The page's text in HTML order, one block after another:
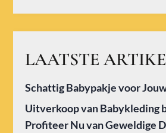
LAATSTE
Schattig Babypakje voor
Uitverkoop van Babykleding
Profiteer Nu van Geweldige